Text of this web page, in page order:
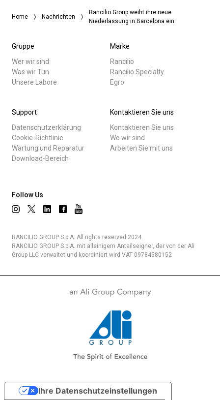
Home Nachrichten
Rancilio Group weiht ihre neue
Niederlassung in Barcelona ein
Gruppe
Wer wir sind
Was wir Tun
Unsere Labore
Marke
Rancilio
Rancilio Specialty
Egro
Support
Datenschutzerklärung
Cookie-Richtlinie
Wartung und Reparatur
Download-Bereich
Kontaktieren Sie uns
Kontaktieren Sie uns
Wo wir sind
Arbeiten Sie mit uns
Follow Us
RANCILIO GROUP S.p.A. All rights reserved 2024.
RANCILIO GROUP S.p.A. mit alleinigem Anteilseigner, der von der Ali
Group LLC verwaltet und koordiniert wird VAT 09784580152
Ihre Datenschutzeinstellungen